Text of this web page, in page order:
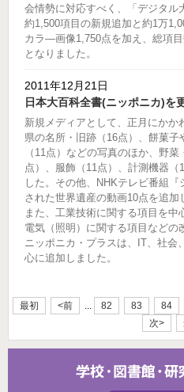
会情勢に対応すべく、「デジタル
約1,500項目の新規追加と約1万
カラ―画像1,750点を加え、総項目
となりました。
2011年12月21日
日本大百科全書(ニッポニカ)を
新規メディアとして、正月にかか
県の名所・旧跡（16点）、餅菓
（11点）などの写真のほか、野
点）、服飾（11点）、計測機器（
した。その他、NHKテレビ番組
された世界遺産の動画10点を追加
また、工業技術に関する項目を中
電気（照明）に関する項目などの
ニッポニカ・プラスは、IT、社会
心に追加しました。
最初 <前 ... 82 83 84
次>